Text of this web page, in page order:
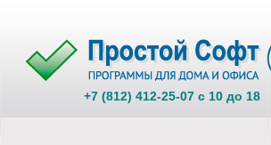
+7 (812) 412-25-07 c 10 до 18